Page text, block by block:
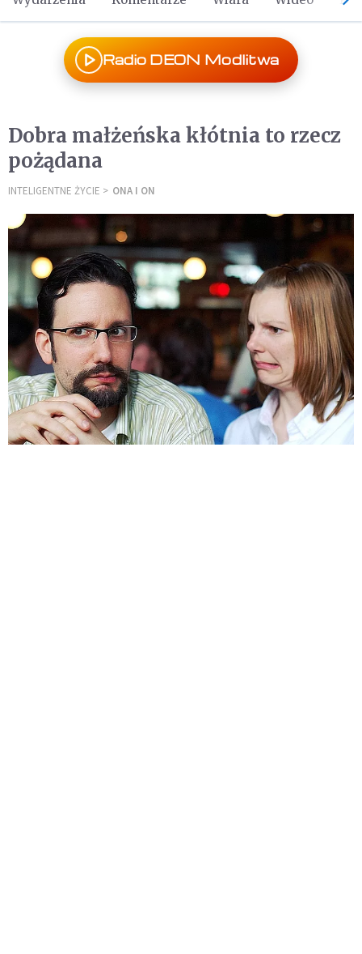
Radio DEON Modlitwa
Dobra małżeńska kłótnia to rzecz
pożądana
INTELIGENTNE ŻYCIE ONA I ON